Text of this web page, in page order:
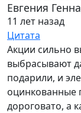
Евгения
11 лет назад
Цитата
Акции сильно
выбрасывают
подарили, и
оцинкованные
дороговато, а